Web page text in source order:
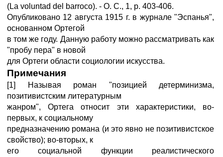
(La voluntad del barroco). - О. С., 1, р. 403-406.
Опубликовано 12 августа 1915 г. в журнале "Эспанья",
основанном Ортегой
в том же году. Данную работу можно рассматривать как
"пробу пера" в новой
для Ортеги области социологии искусства.
Примечания
[1] Называя роман "позицией детерминизма,
позитивистским литературным
жанром", Ортега относит эти характеристики, во-
первых, к социальному
предназначению романа (и это явно не позитивистское
свойство); во-вторых, к
его социальной функции реалистического